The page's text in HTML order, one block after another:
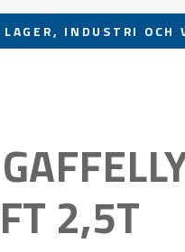
Pausa
INDUSTRI OCH
2,5T